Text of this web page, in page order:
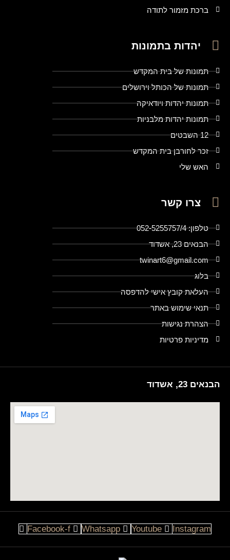
ברכת מזמור לתודה
יהדות בתמונות
תמונות של בית המקדש
תמונות של הכותל וירושלים
תמונות יהדות ויודאיקה
תמונות יהדות מלבניות
12 השבטים
זכר לחורבן בית המקדש
האש שלי
צרו קשר
טלפון: 052-5255757/4
הבנאים 23, אשדוד
twinart6@gmail.com
בלוג
העלאת קובץ אישי להדפסה
תנאי שימוש באתר
הצהרת נגישות
מדיניות פרטיות
הבנאים 23, אשדוד
Facebook-f Whatsapp Youtube Instagram